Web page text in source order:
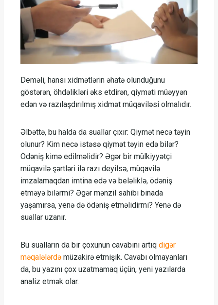
Deməli, hansı xidmətlərin əhatə olunduğunu
göstərən, öhdəlikləri əks etdirən, qiyməti müəyyən
edən və razılaşdırılmış xidmət müqaviləsi olmalıdır.
Əlbəttə, bu halda da suallar çıxır: Qiymət necə təyin
olunur? Kim necə istəsə qiymət təyin edə bilər?
Ödəniş kimə edilməlidir? Əgər bir mülkiyyətçi
müqavilə şərtləri ilə razı deyilsə, müqavilə
imzalamaqdan imtina edə və beləliklə, ödəniş
etməyə bilərmi? Əgər mənzil sahibi binada
yaşamırsa, yenə də ödəniş etməlidirmi? Yenə də
suallar uzanır.
Bu sualların da bir çoxunun cavabını artıq digər
məqalələrdə müzakirə etmişik. Cavabı olmayanları
da, bu yazını çox uzatmamaq üçün, yeni yazılarda
analiz etmək olar.